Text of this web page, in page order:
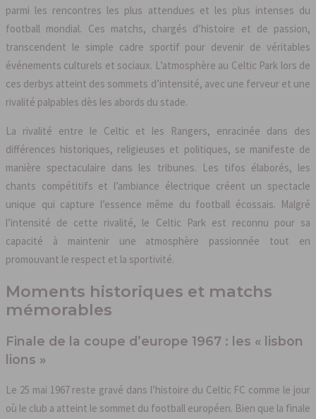
parmi les rencontres les plus attendues et les plus intenses du
football mondial. Ces matchs, chargés d’histoire et de passion,
transcendent le simple cadre sportif pour devenir de véritables
événements culturels et sociaux. L’atmosphère au Celtic Park lors de
ces derbys atteint des sommets d’intensité, avec une ferveur et une
rivalité palpables dès les abords du stade.
La rivalité entre le Celtic et les Rangers, enracinée dans des
différences historiques, religieuses et politiques, se manifeste de
manière spectaculaire dans les tribunes. Les tifos élaborés, les
chants compétitifs et l’ambiance électrique créent un spectacle
unique qui capture l’essence même du football écossais. Malgré
l’intensité de cette rivalité, le Celtic Park est reconnu pour sa
capacité à maintenir une atmosphère passionnée tout en
promouvant le respect et la sportivité.
Moments historiques et matchs
mémorables
Finale de la coupe d’europe 1967 : les « lisbon
lions »
Le 25 mai 1967 reste gravé dans l’histoire du Celtic FC comme le jour
où le club a atteint le sommet du football européen. Bien que la finale